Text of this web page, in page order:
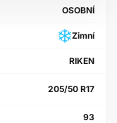
OSOBNÍ
Zimní
RIKEN
205/50 R17
93